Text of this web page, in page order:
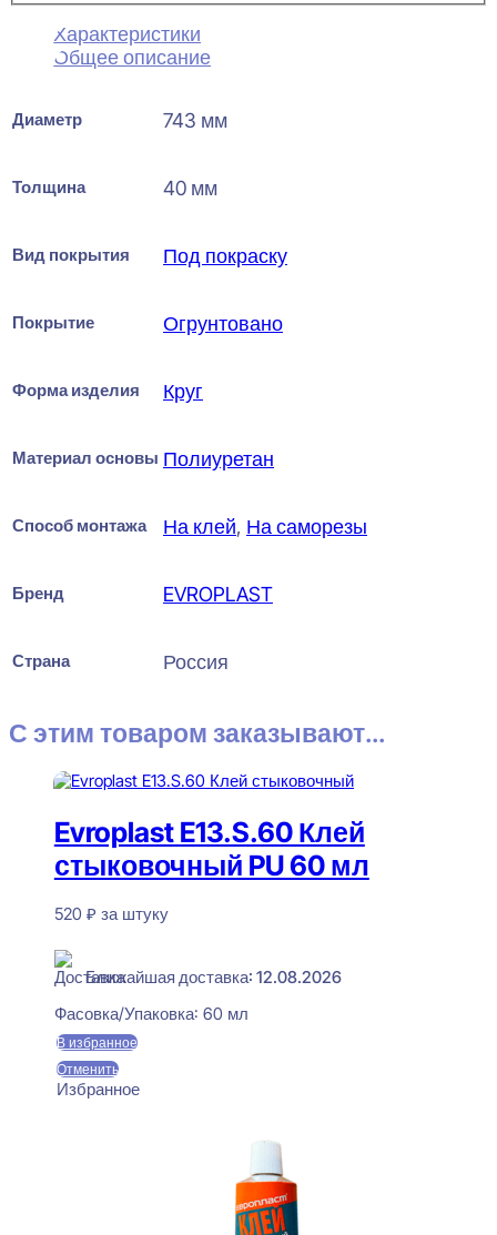
Характеристики
Общее описание
Диаметр 743 мм
Толщина 40 мм
Вид покрытия Под покраску
Покрытие Огрунтовано
Форма изделия Круг
Материал основы Полиуретан
Способ монтажа На клей, На саморезы
Бренд EVROPLAST
Страна Россия
С этим товаром заказывают...
Evroplast E13.S.60 Клей
стыковочный PU 60 мл
520 ₽ за штуку
Ближайшая доставка: 12.08.2026
Фасовка/Упаковка: 60 мл
В избранное
Отменить
Избранное